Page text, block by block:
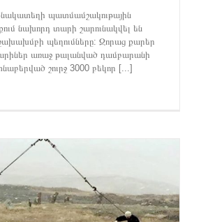
պատմամշակութային
նախորդ տարի շարունակվել են
պեղումները: Զորաց քարեր
առաջ թալանված դամբարանի
շուրջ 3000 բեկոր [...]